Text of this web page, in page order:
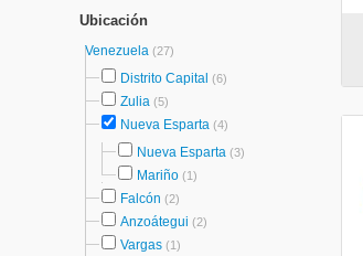
Ubicación
Venezuela (27)
Distrito Capital (6)
Zulia (5)
Nueva Esparta (4)
Nueva Esparta (3)
Mariño (1)
Falcón (2)
Anzoátegui (2)
Vargas (1)